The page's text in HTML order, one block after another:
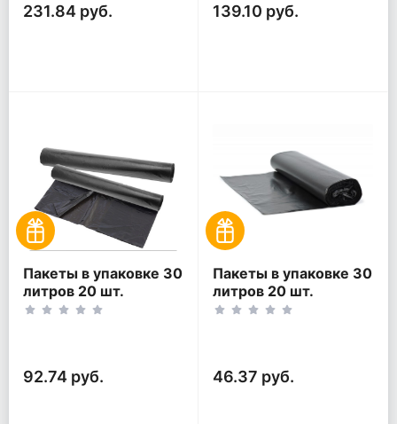
231.84 руб. 139.10 руб.
Пакеты в упаковке 30
литров 20 шт.
(20шт*2рул)
92.74 руб.
Пакеты в упаковке 30
литров 20 шт.
(20шт*1рул)
46.37 руб.